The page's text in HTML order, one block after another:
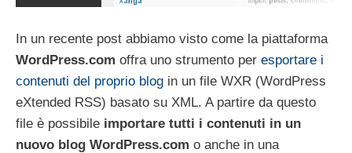
In un recente post abbiamo visto come la piattaforma
WordPress.com offra uno strumento per esportare i
contenuti del proprio blog in un file WXR (WordPress
eXtended RSS) basato su XML. A partire da questo
file è possibile importare tutti i contenuti in un
nuovo blog WordPress.com o anche in una